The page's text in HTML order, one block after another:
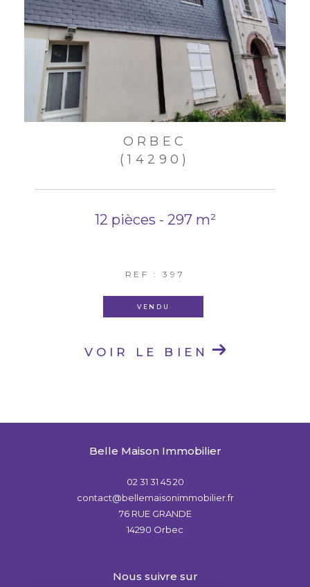
ORBEC
(14290)
12 pièces - 297 m²
REF : 397
VENDU
VOIR LE BIEN
Belle Maison Immobilier
02 31 31 45 20
contact@bellemaisonimmobilier.fr
76 RUE GRANDE
14290
Orbec
nous suivre sur